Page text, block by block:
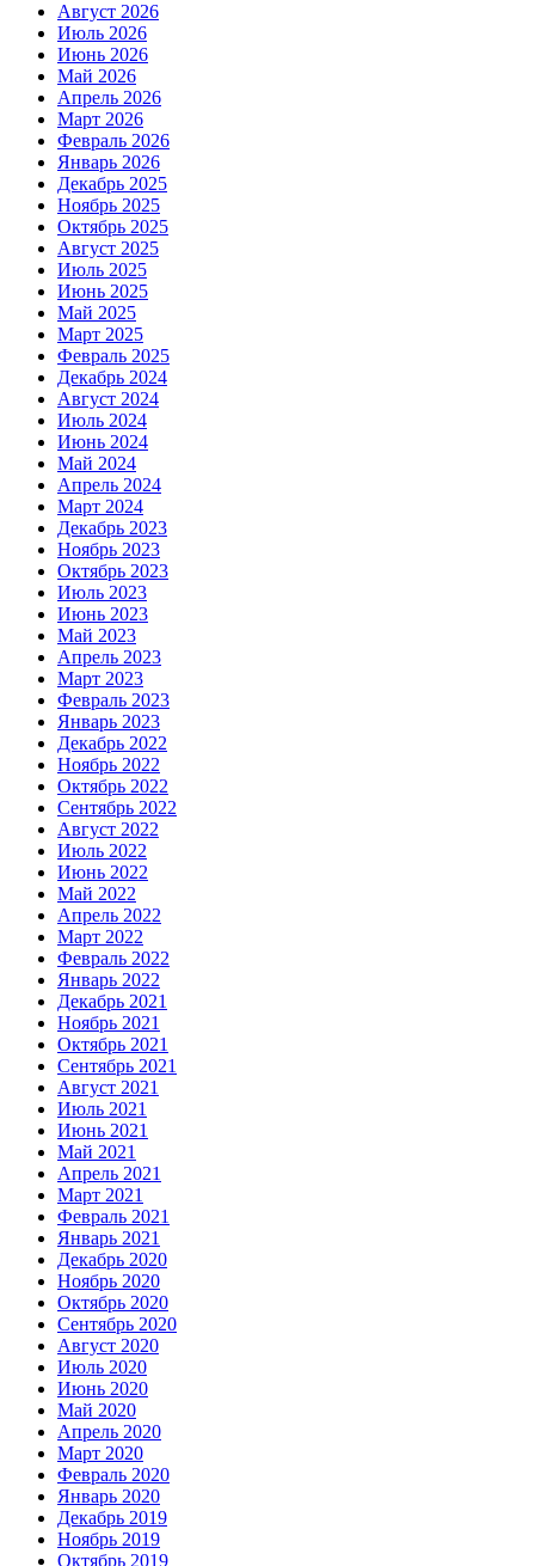
Август 2026
Июль 2026
Июнь 2026
Май 2026
Апрель 2026
Март 2026
Февраль 2026
Январь 2026
Декабрь 2025
Ноябрь 2025
Октябрь 2025
Август 2025
Июль 2025
Июнь 2025
Май 2025
Март 2025
Февраль 2025
Декабрь 2024
Август 2024
Июль 2024
Июнь 2024
Май 2024
Апрель 2024
Март 2024
Декабрь 2023
Ноябрь 2023
Октябрь 2023
Июль 2023
Июнь 2023
Май 2023
Апрель 2023
Март 2023
Февраль 2023
Январь 2023
Декабрь 2022
Ноябрь 2022
Октябрь 2022
Сентябрь 2022
Август 2022
Июль 2022
Июнь 2022
Май 2022
Апрель 2022
Март 2022
Февраль 2022
Январь 2022
Декабрь 2021
Ноябрь 2021
Октябрь 2021
Сентябрь 2021
Август 2021
Июль 2021
Июнь 2021
Май 2021
Апрель 2021
Март 2021
Февраль 2021
Январь 2021
Декабрь 2020
Ноябрь 2020
Октябрь 2020
Сентябрь 2020
Август 2020
Июль 2020
Июнь 2020
Май 2020
Апрель 2020
Март 2020
Февраль 2020
Январь 2020
Декабрь 2019
Ноябрь 2019
Октябрь 2019